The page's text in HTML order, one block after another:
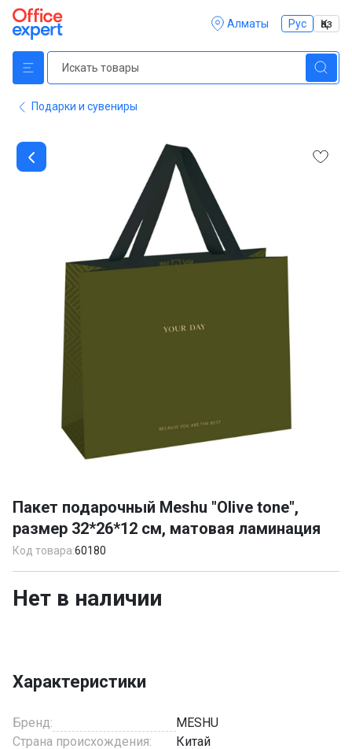
Алматы Рус Қаз
Подарки и сувениры
of
1
Пакет подарочный Meshu "Olive tone",
размер 32*26*12 см, матовая ламинация
Код товара:60180
Нет в наличии
Характеристики
Бренд:
MESHU
Страна происхождения:
Китай